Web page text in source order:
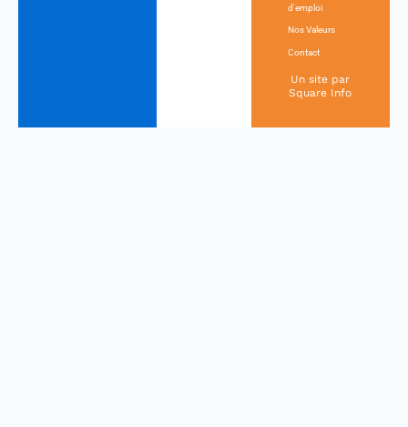
d'emploi
Nos Valeurs
Contact
Un site par
Square Info